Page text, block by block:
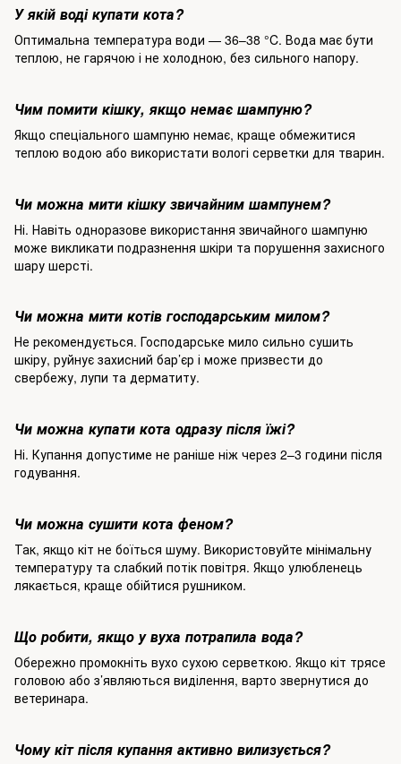
У якій воді купати кота?
Оптимальна температура води — 36–38 °C. Вода має бути
теплою, не гарячою і не холодною, без сильного напору.
Чим помити кішку, якщо немає шампуню?
Якщо спеціального шампуню немає, краще обмежитися
теплою водою або використати вологі серветки для тварин.
Чи можна мити кішку звичайним шампунем?
Ні. Навіть одноразове використання звичайного шампуню
може викликати подразнення шкіри та порушення захисного
шару шерсті.
Чи можна мити котів господарським милом?
Не рекомендується. Господарське мило сильно сушить
шкіру, руйнує захисний бар’єр і може призвести до
свербежу, лупи та дерматиту.
Чи можна купати кота одразу після їжі?
Ні. Купання допустиме не раніше ніж через 2–3 години після
годування.
Чи можна сушити кота феном?
Так, якщо кіт не боїться шуму. Використовуйте мінімальну
температуру та слабкий потік повітря. Якщо улюбленець
лякається, краще обійтися рушником.
Що робити, якщо у вуха потрапила вода?
Обережно промокніть вухо сухою серветкою. Якщо кіт трясе
головою або з’являються виділення, варто звернутися до
ветеринара.
Чому кіт після купання активно вилизується?